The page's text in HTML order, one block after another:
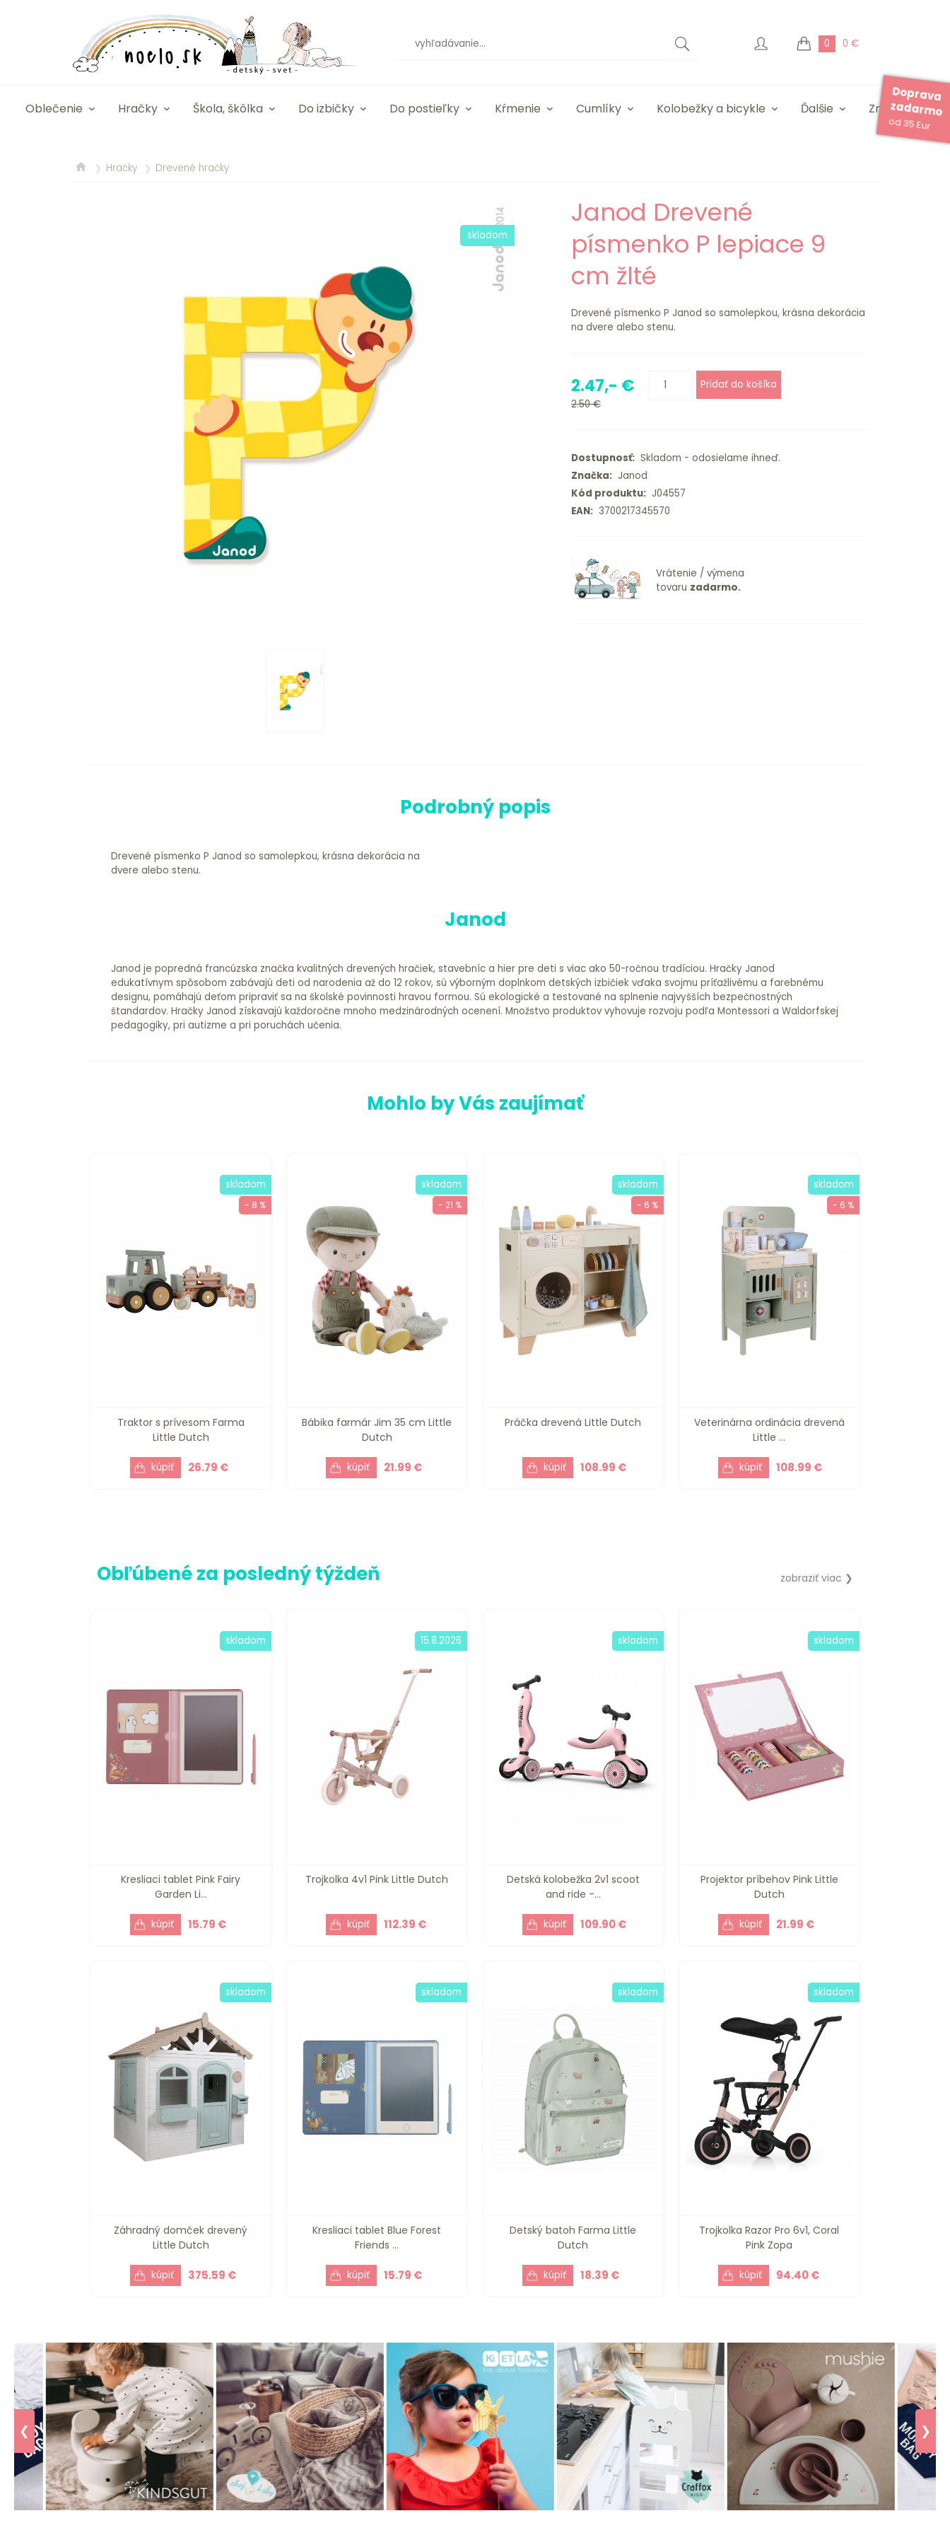
0 0 €
Doprava
zadarmo
od 35 Eur
Oblečenie Hračky Škola, škôlka Do izbičky Do postieľky Kŕmenie Cumlíky Kolobežky a bicykle Ďalšie Značky
❯ Hračky ❯ Drevené hračky
skladom
Janod Drevené
písmenko P lepiace 9
cm žlté
Drevené písmenko P Janod so samolepkou, krásna dekorácia
na dvere alebo stenu.
2.47,- €
2.50 €
Dostupnosť:Skladom - odosielame ihneď.
Značka:Janod
Kód produktu:J04557
EAN:3700217345570
Vrátenie / výmena
tovaru zadarmo.
Podrobný popis
Drevené písmenko P Janod so samolepkou, krásna dekorácia na
dvere alebo stenu.
Janod
Janod je popredná francúzska značka kvalitných drevených hračiek, stavebníc a hier pre deti s viac ako 50-ročnou tradíciou. Hračky Janod
edukatívnym spôsobom zabávajú deti od narodenia až do 12 rokov, sú výborným doplnkom detských izbičiek vďaka svojmu príťažlivému a farebnému
designu, pomáhajú deťom pripraviť sa na školské povinnosti hravou formou. Sú ekologické a testované na splnenie najvyšších bezpečnostných
štandardov. Hračky Janod získavajú každoročne mnoho medzinárodných ocenení. Množstvo produktov vyhovuje rozvoju podľa Montessori a Waldorfskej
pedagogiky, pri autizme a pri poruchách učenia.
Mohlo by Vás zaujímať
Traktor s prívesom Farma
Little Dutch
26.79 €
skladom
- 8 %
Bábika farmár Jim 35 cm Little
Dutch
21.99 €
skladom
- 21 %
Práčka drevená Little Dutch
108.99 €
skladom
- 6 %
Veterinárna ordinácia drevená
Little ...
108.99 €
skladom
- 6 %
Obľúbené za posledný týždeň zobraziť viac ❯
Kresliaci tablet Pink Fairy
Garden Li...
15.79 €
skladom
Trojkolka 4v1 Pink Little Dutch
112.39 €
15.8.2026
Detská kolobežka 2v1 scoot
and ride -...
109.90 €
skladom
Projektor príbehov Pink Little
Dutch
21.99 €
skladom
Záhradný domček drevený
Little Dutch
375.59 €
skladom
Kresliaci tablet Blue Forest
Friends ...
15.79 €
skladom
Detský batoh Farma Little
Dutch
18.39 €
skladom
Trojkolka Razor Pro 6v1, Coral
Pink Zopa
94.40 €
skladom
❮ ❯